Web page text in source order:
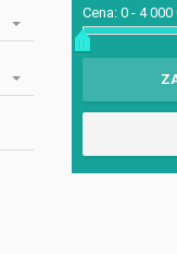
Cena: 0 - 4 000